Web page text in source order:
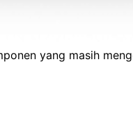
yang masih